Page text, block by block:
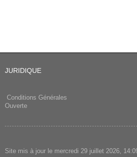
JURIDIQUE
Conditions Générales
Ouverte
Site mis à jour le mercredi 29 juillet 2026,